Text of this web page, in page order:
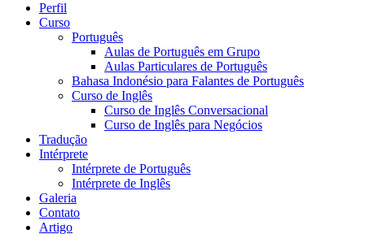
Perfil
Curso
Português
Aulas de Português em Grupo
Aulas Particulares de Português
Bahasa Indonésio para Falantes de Português
Curso de Inglês
Curso de Inglês Conversacional
Curso de Inglês para Negócios
Tradução
Intérprete
Intérprete de Português
Intérprete de Inglês
Galeria
Contato
Artigo